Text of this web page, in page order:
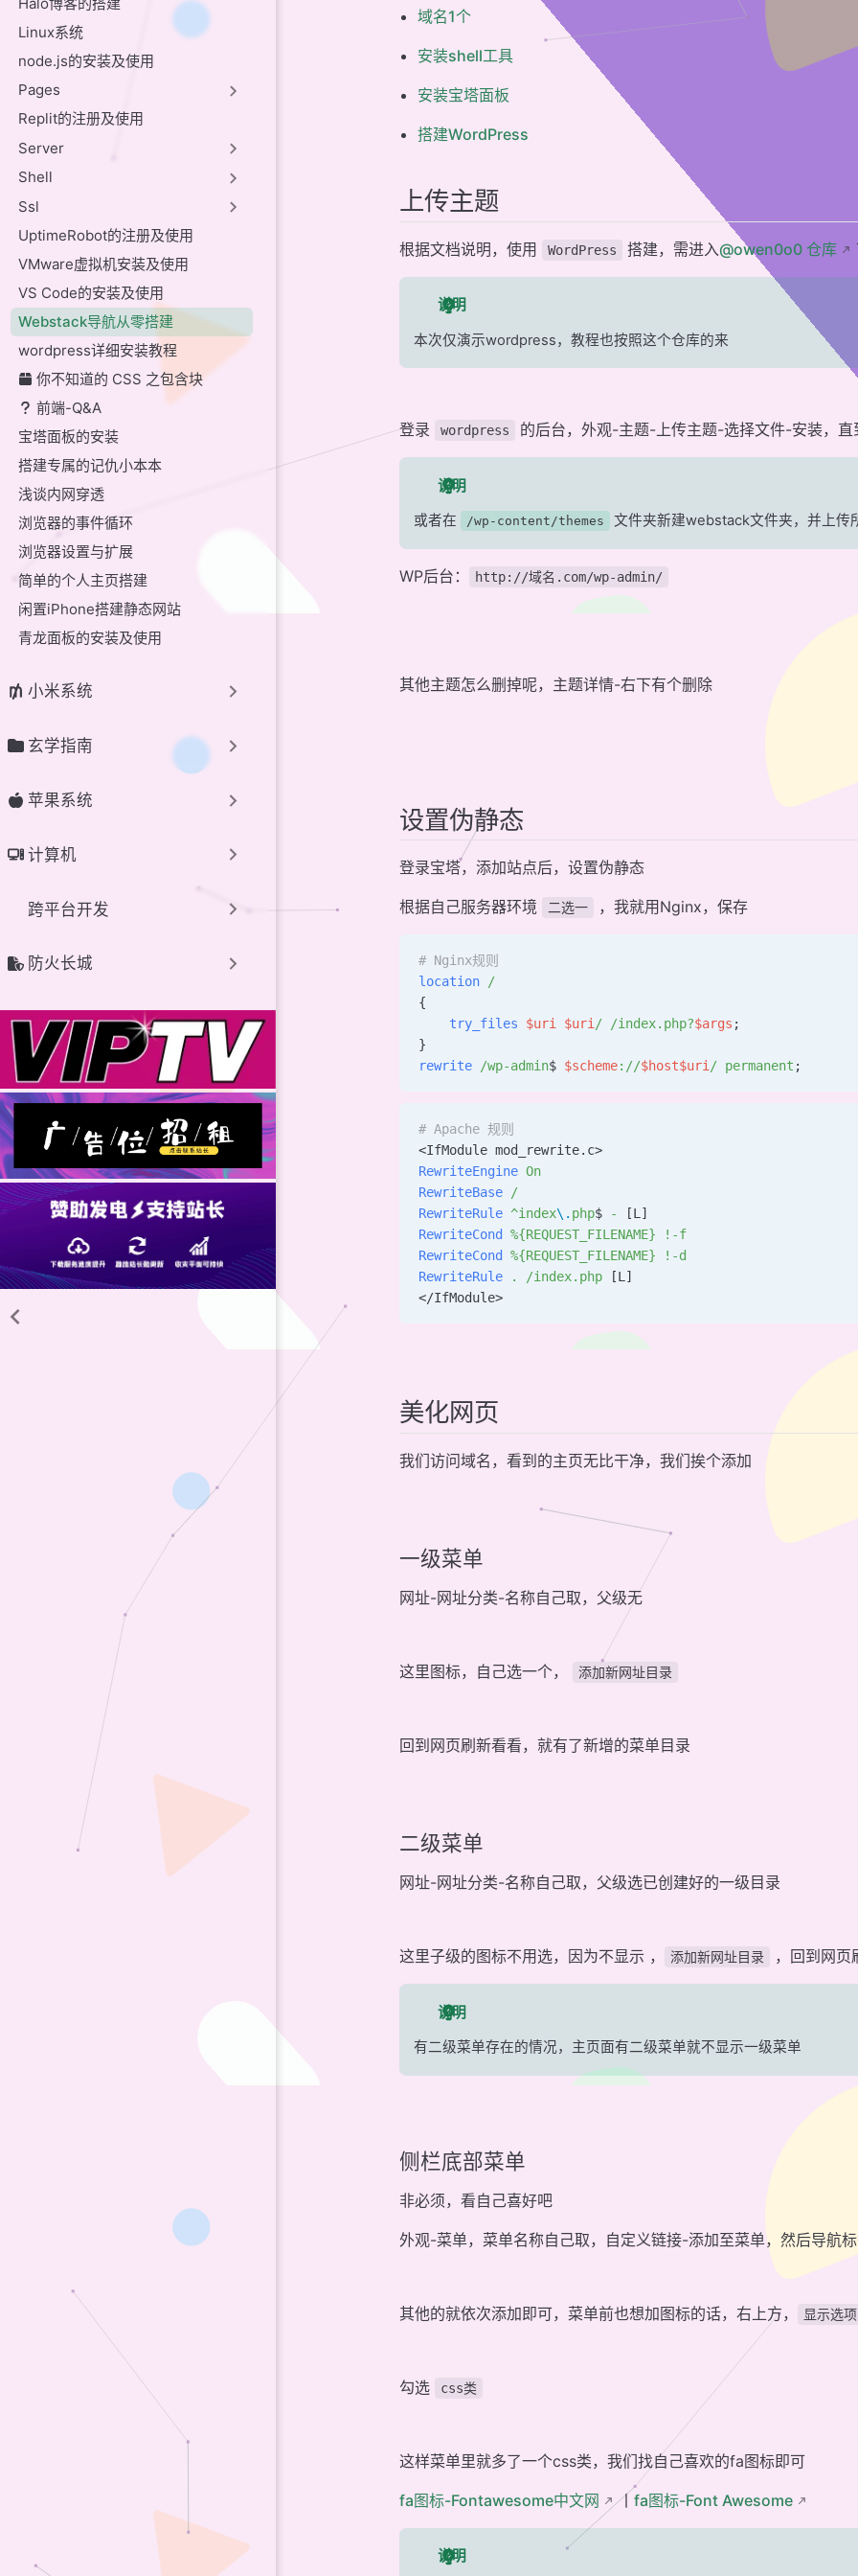
Linux系统
node.js的安装及使用
Pages
Replit的注册及使用
Server
Shell
Ssl
UptimeRobot的注册及使用
VMware虚拟机安装及使用
VS Code的安装及使用
Webstack导航从零搭建
wordpress详细安装教程
你不知道的 CSS 之包含块
前端-Q&A
宝塔面板的安装
搭建专属的记仇小本本
浅谈内网穿透
浏览器的事件循环
浏览器设置与扩展
简单的个人主页搭建
闲置iPhone搭建静态网站
青龙面板的安装及使用
小米系统
玄学指南
苹果系统
计算机
跨平台开发
防火长城
部署SLL证书不是绿锁
域名1个
安装shell工具
安装宝塔面板
搭建WordPress
上传主题
根据文档说明，使用 WordPress 搭建，需进入@owen0o0 仓库
说明
本次仅演示wordpress，教程也按照这个仓库的来
登录 wordpress 的后台，外观-主题-上传主题-选择文件-安装，
说明
或者在 /wp-content/themes 文件夹新建webstack文件夹，并上传
WP后台： http://域名.com/wp-admin/
其他主题怎么删掉呢，主题详情-右下有个删除
设置伪静态
登录宝塔，添加站点后，设置伪静态
根据自己服务器环境 二选一 ，我就用Nginx，保存
# Nginx规则
location /
{
    try_files
$uri $uri/ /index.php?$args ;
}
rewrite /wp-admin$ $scheme://$host$uri/ permanent ;
# Apache 规则
<IfModule mod_rewrite.c>
RewriteEngine On
RewriteBase /
RewriteRule ^index\. php$ -
[L]
RewriteCond
%{REQUEST_FILENAME} !-f
RewriteCond
%{REQUEST_FILENAME} !-d
RewriteRule . /index.php [L]
</IfModule>
美化网页
我们访问域名，看到的主页无比干净，我们挨个添加
一级菜单
网址-网址分类-名称自己取，父级无
这里图标，自己选一个， 添加新网址目录
回到网页刷新看看，就有了新增的菜单目录
二级菜单
网址-网址分类-名称自己取，父级选已创建好的一级目录
这里子级的图标不用选，因为不显示 ， 添加新网址目录 ，回到网页
说明
有二级菜单存在的情况，主页面有二级菜单就不显示一级菜单
侧栏底部菜单
非必须，看自己喜好吧
外观-菜单，菜单名称自己取，自定义链接-添加至菜单，然后导航
其他的就依次添加即可，菜单前也想加图标的话，右上方， 显示选项
勾选 css类
这样菜单里就多了一个css类，我们找自己喜欢的fa图标即可
fa图标-Fontawesome中文网 丨 fa图标-Font Awesome
说明